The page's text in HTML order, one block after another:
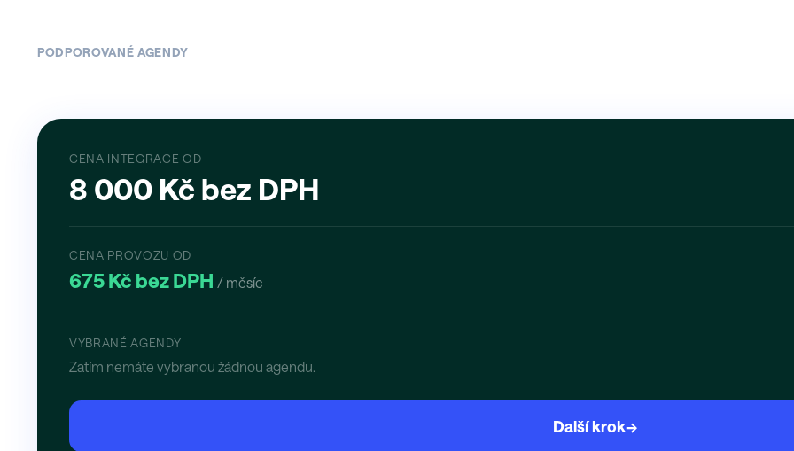
PODPOROVANÉ AGENDY
CENA INTEGRACE OD
8 000 Kč bez DPH
CENA PROVOZU OD
675 Kč bez DPH / měsíc
VYBRANÉ AGENDY
Zatím nemáte vybranou žádnou agendu.
Další krok→